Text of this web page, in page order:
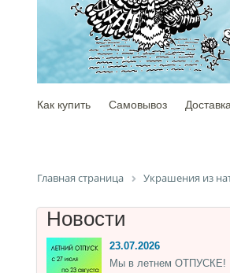
Как купить Самовывоз Доставка
Главная страница Украшения из
Новости
23.07.2026
Мы в летнем ОТПУСКЕ!